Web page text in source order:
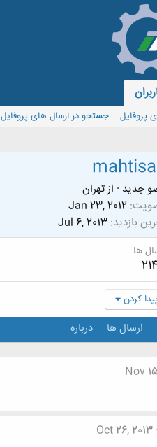
پروفایل
جستجو در ارسال های پروفایل
جدید · ازتهران
Jan 23, 2012
بازدید Jul 6, 2013
ها
پیدا کردن
ارسال ها درباره
Nov
Oct 26, 2013